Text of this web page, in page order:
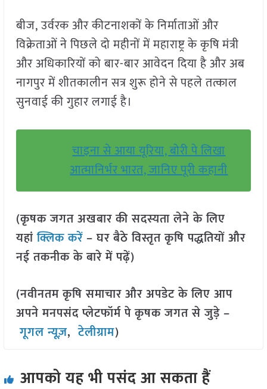
बीज, उर्वरक और कीटनाशकों के निर्माताओं और
विक्रेताओं ने पिछले दो महीनों में महाराष्ट्र के कृषि मंत्री
और अधिकारियों को बार-बार आवेदन दिया है और अब
नागपुर में शीतकालीन सत्र शुरू होने से पहले तत्काल
सुनवाई की गुहार लगाई है।
चाइना से आया यूरिया, बोरी पे लिखा
आत्मानिर्भर भारत, जानिए पूरी कहानी
(कृषक जगत अखबार की सदस्यता लेने के लिए
यहांक्लिक करें– घर बैठे विस्तृत कृषि पद्धतियों और
नई तकनीक के बारे में पढ़ें)
(नवीनतम कृषि समाचार और अपडेट के लिए आप
अपने मनपसंद प्लेटफॉर्म पे कृषक जगत से जुड़े –
गूगल न्यूज़,टेलीग्राम)
आपको यह भी पसंद आ सकता हैं